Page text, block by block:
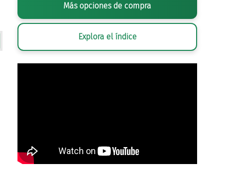
Más opciones de compra
Explora el índice